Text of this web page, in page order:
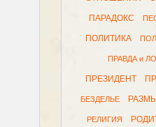
ПАРАДОКС
ПОЛИТИКА
ПРАВДА и
ПРЕЗИДЕНТ
БЕЗДЕЛЬЕ
РЕЛИГИЯ